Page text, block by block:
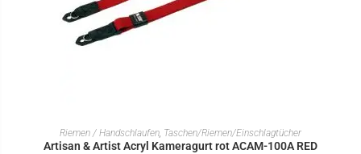
IN DEN WARENKORB
Riemen / Handschlaufen, Taschen/Riemen/Einschlagtücher
Artisan & Artist Acryl Kameragurt rot ACAM-100A RED